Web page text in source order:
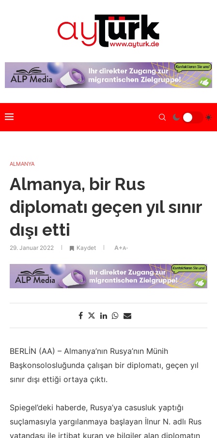
ALMANYA
Almanya, bir Rus
diplomatı geçen yıl sınır
dışı etti
29. Januar 2022 Kaydet A+A-
BERLİN (AA) – Almanya’nın Rusya’nın Münih
Başkonsolosluğunda çalışan bir diplomatı, geçen yıl
sınır dışı ettiği ortaya çıktı.
Spiegel’deki haberde, Rusya’ya casusluk yaptığı
suçlamasıyla yargılanmaya başlayan İlnur N. adlı Rus
vatandaşı ile irtibat kuran ve bilgiler alan diplomatın